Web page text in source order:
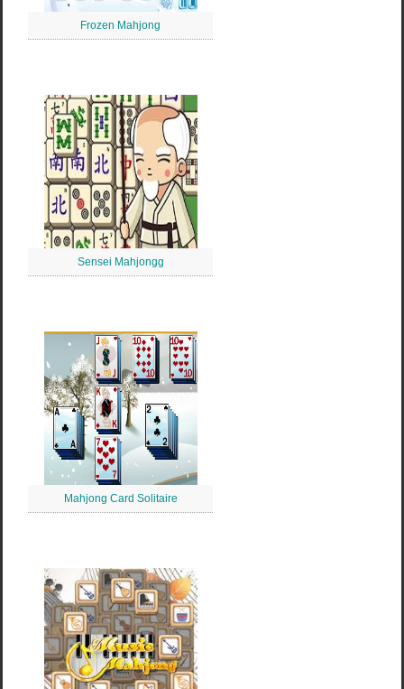
Frozen Mahjong
Sensei Mahjongg
Mahjong Card Solitaire